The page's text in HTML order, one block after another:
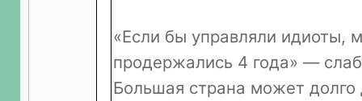
«Если бы управляли идиоты,
продержались 4 года» —
Большая страна может долго